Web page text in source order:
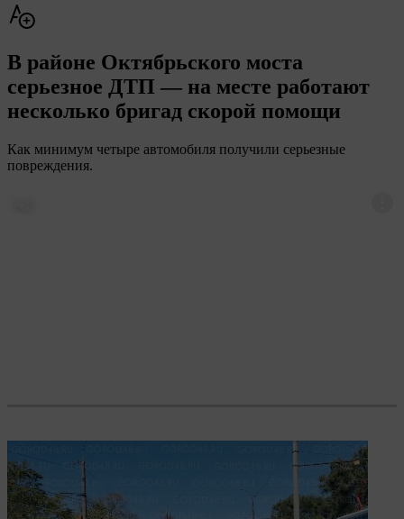
В районе Октябрьского моста
серьезное ДТП — на месте работают
несколько бригад скорой помощи
Как минимум четыре автомобиля получили серьезные
повреждения.